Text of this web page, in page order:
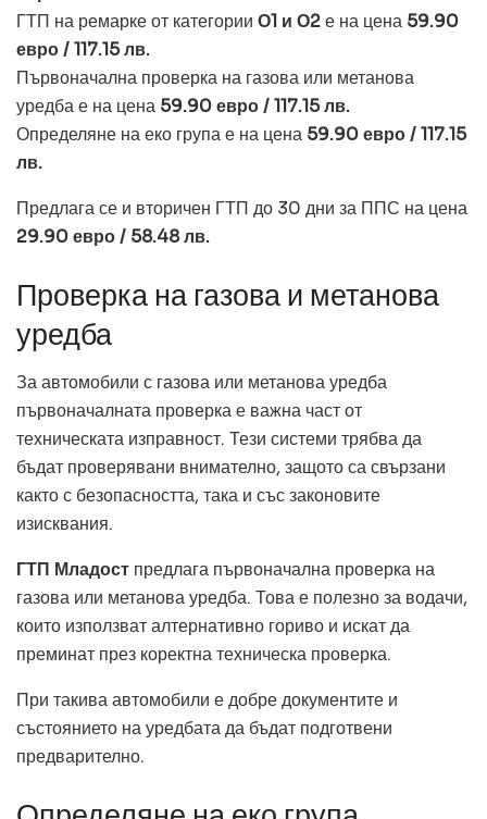
ГТП на ремарке от категории О1 и О2е на цена 59.90
евро / 117.15 лв.
Първоначална проверка на газова или метанова
уредба е на цена 59.90 евро / 117.15 лв.
Определяне на еко група е на цена 59.90 евро / 117.15
лв.
Предлага се и вторичен ГТП до 30 дни за ППС на цена
29.90 евро / 58.48 лв.
Проверка на газова и метанова
уредба
За автомобили с газова или метанова уредба
първоначалната проверка е важна част от
техническата изправност. Тези системи трябва да
бъдат проверявани внимателно, защото са свързани
както с безопасността, така и със законовите
изисквания.
ГТП Младост предлага първоначална проверка на
газова или метанова уредба. Това е полезно за водачи,
които използват алтернативно гориво и искат да
преминат през коректна техническа проверка.
При такива автомобили е добре документите и
състоянието на уредбата да бъдат подготвени
предварително.